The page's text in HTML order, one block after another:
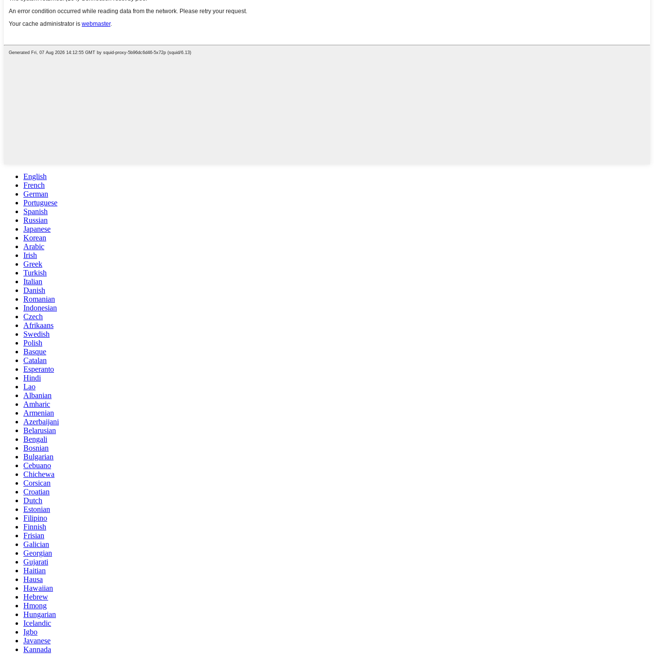
English
French
German
Portuguese
Spanish
Russian
Japanese
Korean
Arabic
Irish
Greek
Turkish
Italian
Danish
Romanian
Indonesian
Czech
Afrikaans
Swedish
Polish
Basque
Catalan
Esperanto
Hindi
Lao
Albanian
Amharic
Armenian
Azerbaijani
Belarusian
Bengali
Bosnian
Bulgarian
Cebuano
Chichewa
Corsican
Croatian
Dutch
Estonian
Filipino
Finnish
Frisian
Galician
Georgian
Gujarati
Haitian
Hausa
Hawaiian
Hebrew
Hmong
Hungarian
Icelandic
Igbo
Javanese
Kannada